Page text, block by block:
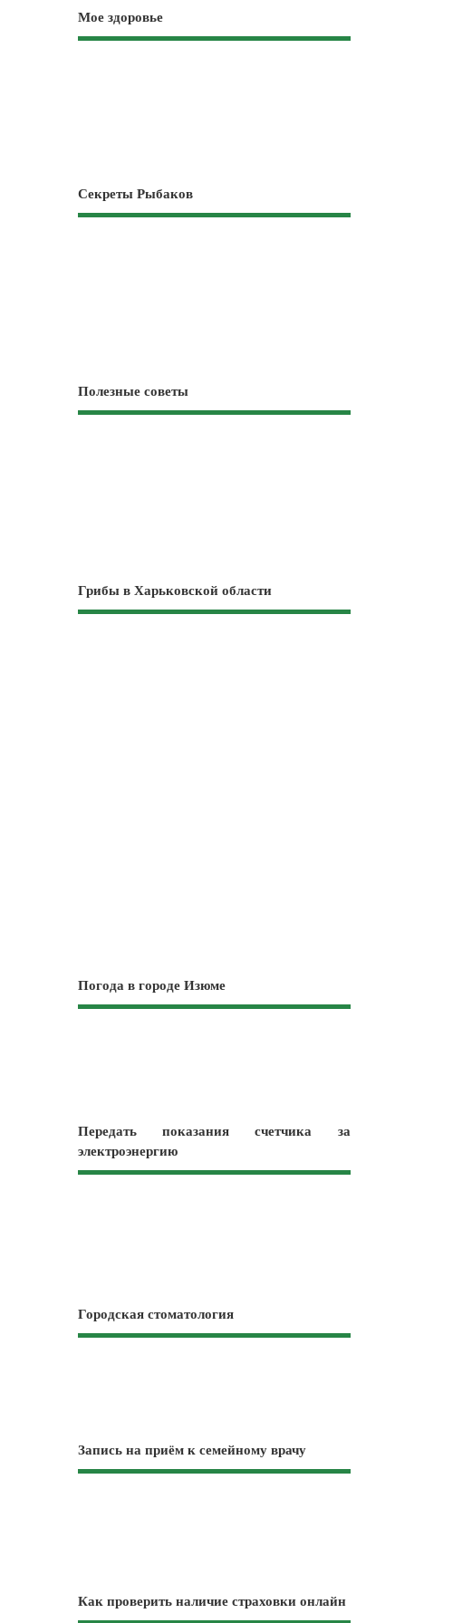
Мое здоровье
Секреты Рыбаков
Полезные советы
Грибы в Харьковской области
Погода в городе Изюме
Передать показания счетчика за
электроэнергию
Городская стоматология
Запись на приём к семейному врачу
Как проверить наличие страховки онлайн